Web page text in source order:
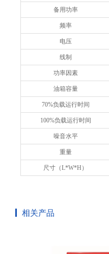
备用功率
频率
电压
线制
功率因素
油箱容量
70%负载运行时间
100%负载运行时间
噪音水平
重量
尺寸（L*W*H）
相关产品